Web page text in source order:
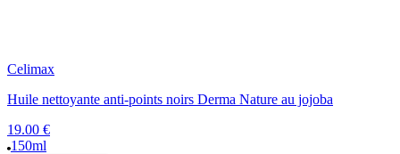
Celimax
Huile nettoyante anti-points noirs Derma Nature au jojoba
19.00 €
150ml